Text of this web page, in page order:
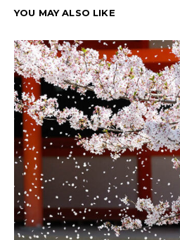
YOU MAY ALSO LIKE